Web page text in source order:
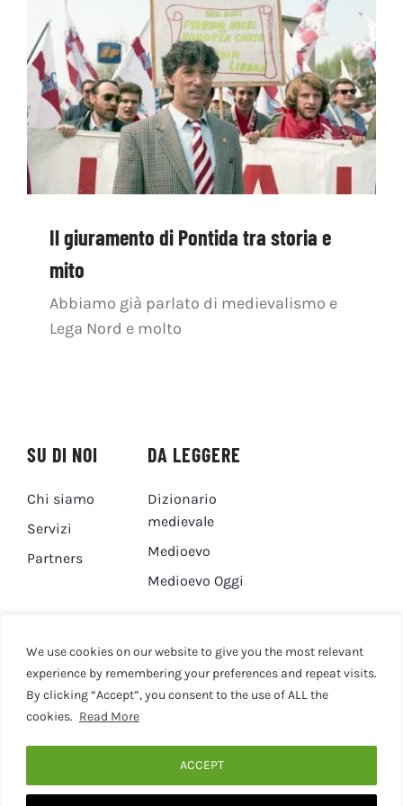
We use cookies on our website to give you the most relevant
experience by remembering your preferences and repeat visits.
By clicking “Accept”, you consent to the use of ALL the
cookies. Read More
ACCEPT
CONTATTI
Cerca
per:
Il giuramento di Pontida tra storia e
mito
Abbiamo già parlato di medievalismo e
Lega Nord e molto
SU DI NOI
Chi siamo
Servizi
Partners
DA LEGGERE
Dizionario
medievale
Medioevo
Medioevo Oggi
DA GUARDARE
Canale YouTube
CONTATTI
Contatti